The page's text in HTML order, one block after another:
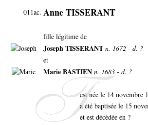
011ac. Anne TISSERANT
fille légitime de
Joseph TISSERANT n. 1672 - d. ?
et
Marie BASTIEN n. 1683 - d. ?
est née le 14 novembre
a été baptisée le 15
et est décédée en ?